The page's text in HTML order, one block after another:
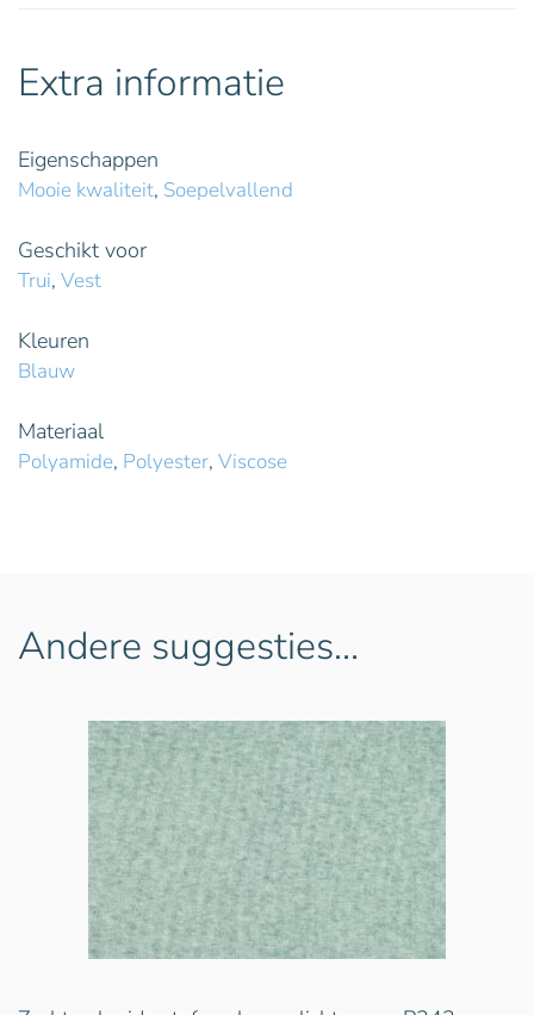
Extra informatie
Eigenschappen
Mooie kwaliteit, Soepelvallend
Geschikt voor
Trui, Vest
Kleuren
Blauw
Materiaal
Polyamide, Polyester, Viscose
Andere suggesties…